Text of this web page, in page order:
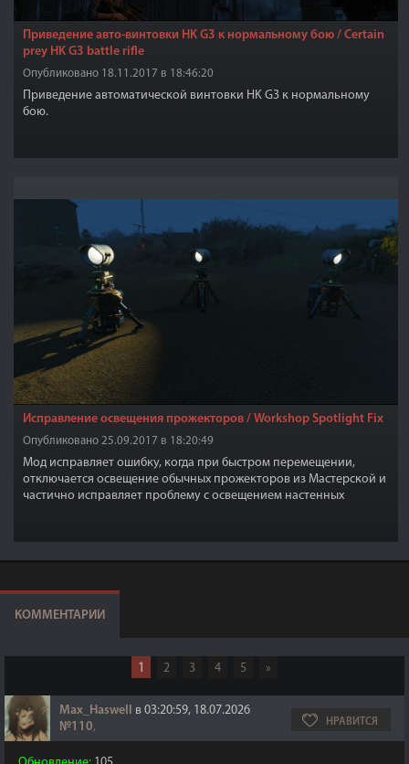
Приведение авто-винтовки HK G3 к нормальному бою / Certain
prey HK G3 battle rifle
Опубликовано 18.11.2017 в 18:46:20
Приведение автоматической винтовки HK G3 к нормальному
бою.
Исправление освещения прожекторов / Workshop Spotlight Fix
Опубликовано 25.09.2017 в 18:20:49
Мод исправляет ошибку, когда при быстром перемещении,
отключается освещение обычных прожекторов из Мастерской и
частично исправляет проблему с освещением настенных
КОММЕНТАРИИ
1 2 3 4 5 »
Max_Haswell в 03:20:59, 18.07.2026
№110, НРАВИТСЯ